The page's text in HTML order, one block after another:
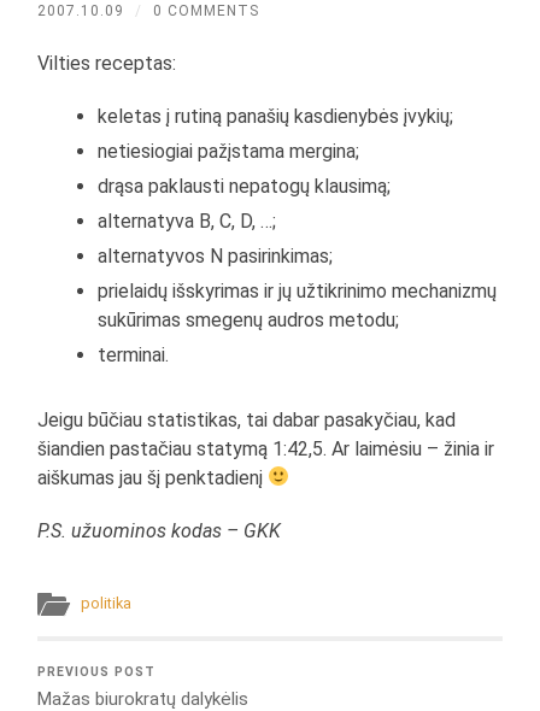
2007.10.09 / 0 COMMENTS
Vilties receptas:
keletas į rutiną panašių kasdienybės įvykių;
netiesiogiai pažįstama mergina;
drąsa paklausti nepatogų klausimą;
alternatyva B, C, D, …;
alternatyvos N pasirinkimas;
prielaidų išskyrimas ir jų užtikrinimo mechanizmų
sukūrimas smegenų audros metodu;
terminai.
Jeigu būčiau statistikas, tai dabar pasakyčiau, kad
šiandien pastačiau statymą 1:42,5. Ar laimėsiu – žinia ir
aiškumas jau šį penktadienį
P.S. užuominos kodas – GKK
politika
PREVIOUS POST
Mažas biurokratų dalykėlis